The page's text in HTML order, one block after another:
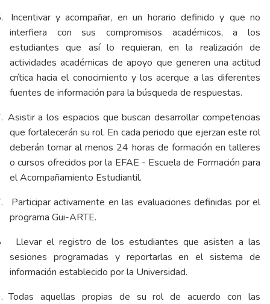
Incentivar y acompañar, en un horario definido y que no
interfiera con sus compromisos académicos, a los
estudiantes que así lo requieran, en la realización de
actividades académicas de apoyo que generen una actitud
crítica hacia el conocimiento y los acerque a las diferentes
fuentes de información para la búsqueda de respuestas.
Asistir a los espacios que buscan desarrollar competencias
que fortalecerán su rol. En cada periodo que ejerzan este rol
deberán tomar al menos 24 horas de formación en talleres
o cursos ofrecidos por la EFAE - Escuela de Formación para
el Acompañamiento Estudiantil.
Participar activamente en las evaluaciones definidas por el
programa Gui-ARTE.
Llevar el registro de los estudiantes que asisten a las
sesiones programadas y reportarlas en el sistema de
información establecido por la Universidad.
Todas aquellas propias de su rol de acuerdo con las